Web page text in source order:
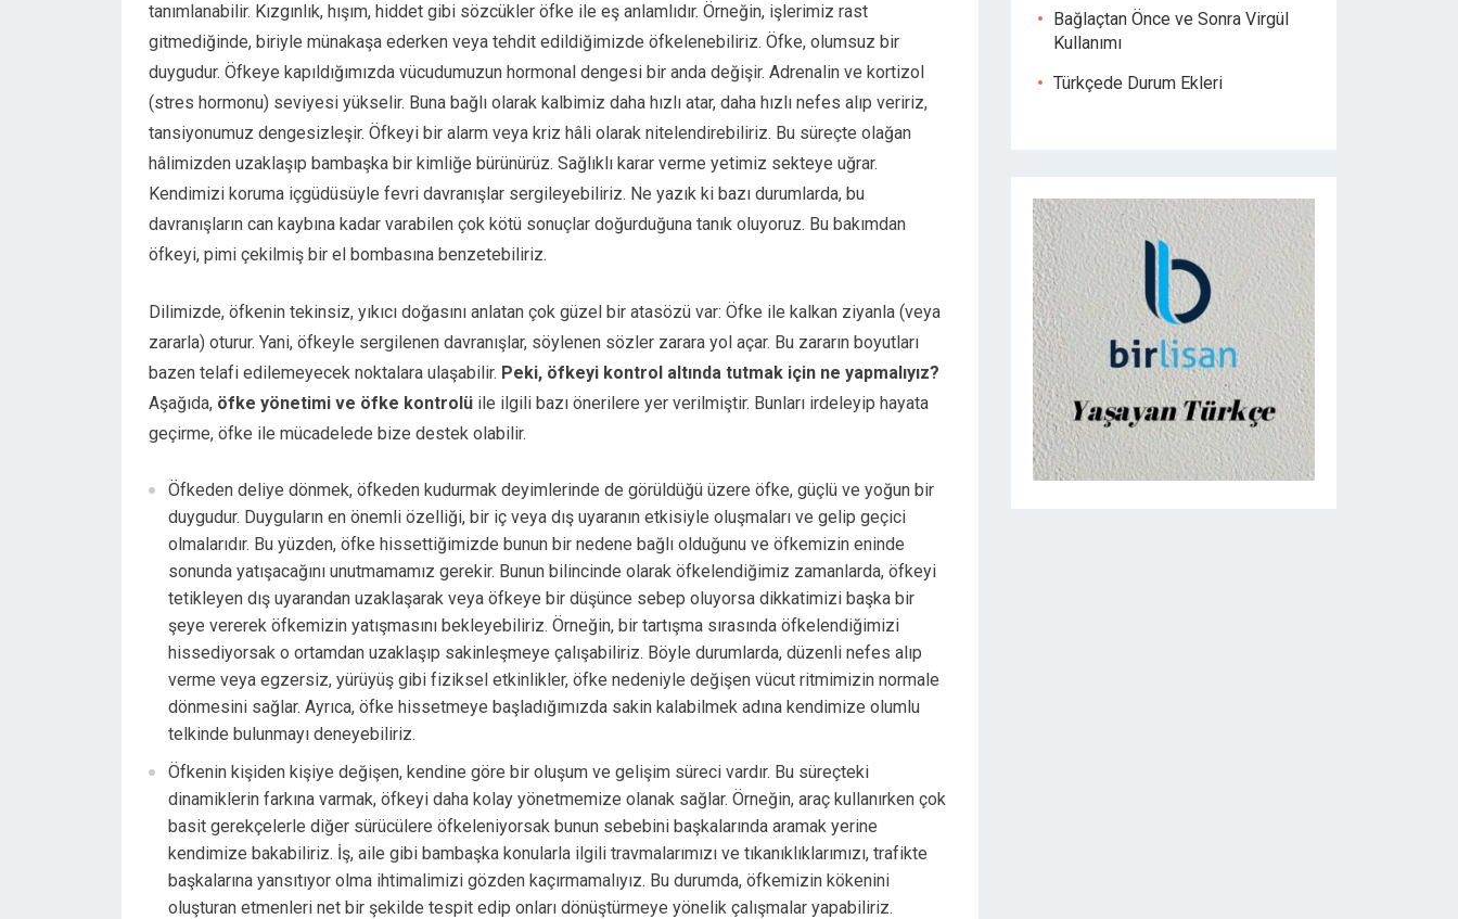
tanımlanabilir. Kızgınlık, hışım, hiddet gibi sözcükler öfke ile eş anlamlıdır. Örneğin, işlerimiz rast
gitmediğinde, biriyle münakaşa ederken veya tehdit edildiğimizde öfkelenebiliriz. Öfke, olumsuz bir
duygudur. Öfkeye kapıldığımızda vücudumuzun hormonal dengesi bir anda değişir. Adrenalin ve kortizol
(stres hormonu) seviyesi yükselir. Buna bağlı olarak kalbimiz daha hızlı atar, daha hızlı nefes alıp veririz,
tansiyonumuz dengesizleşir. Öfkeyi bir alarm veya kriz hâli olarak nitelendirebiliriz. Bu süreçte olağan
hâlimizden uzaklaşıp bambaşka bir kimliğe bürünürüz. Sağlıklı karar verme yetimiz sekteye uğrar.
Kendimizi koruma içgüdüsüyle fevri davranışlar sergileyebiliriz. Ne yazık ki bazı durumlarda, bu
davranışların can kaybına kadar varabilen çok kötü sonuçlar doğurduğuna tanık oluyoruz. Bu bakımdan
öfkeyi, pimi çekilmiş bir el bombasına benzetebiliriz.
Dilimizde, öfkenin tekinsiz, yıkıcı doğasını anlatan çok güzel bir atasözü var: Öfke ile kalkan ziyanla (veya
zararla) oturur. Yani, öfkeyle sergilenen davranışlar, söylenen sözler zarara yol açar. Bu zararın boyutları
bazen telafi edilemeyecek noktalara ulaşabilir. Peki, öfkeyi kontrol altında tutmak için ne yapmalıyız?
Aşağıda, öfke yönetimi ve öfke kontrolü ile ilgili bazı önerilere yer verilmiştir. Bunları irdeleyip hayata
geçirme, öfke ile mücadelede bize destek olabilir.
Öfkeden deliye dönmek, öfkeden kudurmak deyimlerinde de görüldüğü üzere öfke, güçlü ve yoğun bir
duygudur. Duyguların en önemli özelliği, bir iç veya dış uyaranın etkisiyle oluşmaları ve gelip geçici
olmalarıdır. Bu yüzden, öfke hissettiğimizde bunun bir nedene bağlı olduğunu ve öfkemizin eninde
sonunda yatışacağını unutmamamız gerekir. Bunun bilincinde olarak öfkelendiğimiz zamanlarda, öfkeyi
tetikleyen dış uyarandan uzaklaşarak veya öfkeye bir düşünce sebep oluyorsa dikkatimizi başka bir
şeye vererek öfkemizin yatışmasını bekleyebiliriz. Örneğin, bir tartışma sırasında öfkelendiğimizi
hissediyorsak o ortamdan uzaklaşıp sakinleşmeye çalışabiliriz. Böyle durumlarda, düzenli nefes alıp
verme veya egzersiz, yürüyüş gibi fiziksel etkinlikler, öfke nedeniyle değişen vücut ritmimizin normale
dönmesini sağlar. Ayrıca, öfke hissetmeye başladığımızda sakin kalabilmek adına kendimize olumlu
telkinde bulunmayı deneyebiliriz.
Öfkenin kişiden kişiye değişen, kendine göre bir oluşum ve gelişim süreci vardır. Bu süreçteki
dinamiklerin farkına varmak, öfkeyi daha kolay yönetmemize olanak sağlar. Örneğin, araç kullanırken çok
basit gerekçelerle diğer sürücülere öfkeleniyorsak bunun sebebini başkalarında aramak yerine
kendimize bakabiliriz. İş, aile gibi bambaşka konularla ilgili travmalarımızı ve tıkanıklıklarımızı, trafikte
başkalarına yansıtıyor olma ihtimalimizi gözden kaçırmamalıyız. Bu durumda, öfkemizin kökenini
oluşturan etmenleri net bir şekilde tespit edip onları dönüştürmeye yönelik çalışmalar yapabiliriz.
Bağlaçtan Önce ve Sonra Virgül
Kullanımı
Türkçede Durum Ekleri